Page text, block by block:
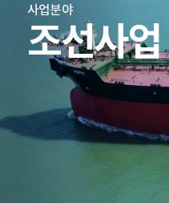
사업분야
조선사업